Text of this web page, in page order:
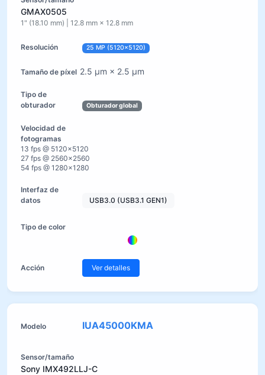
GMAX0505
1" (18.10 mm) | 12.8 mm × 12.8 mm
25 MP (5120×5120)
2.5 µm × 2.5 µm
Obturador global
13 fps @ 5120×5120
27 fps @ 2560×2560
54 fps @ 1280×1280
USB3.0 (USB3.1 GEN1)
Ver detalles
IUA45000KMA
Sony IMX492LLJ-C